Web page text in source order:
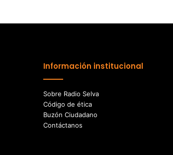
Información institucional
Sobre Radio Selva
Código de ética
Buzón Ciudadano
Contáctanos